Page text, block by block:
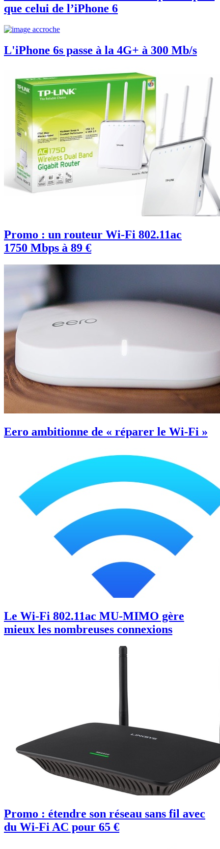
que celui de l’iPhone 6
L'iPhone 6s passe à la 4G+ à 300 Mb/s
Promo : un routeur Wi-Fi 802.11ac
1750 Mbps à 89 €
Eero ambitionne de « réparer le Wi-Fi »
Le Wi-Fi 802.11ac MU-MIMO gère
mieux les nombreuses connexions
Promo : étendre son réseau sans fil avec
du Wi-Fi AC pour 65 €